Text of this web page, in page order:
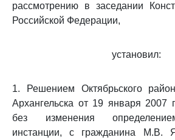
рассмотрению в заседании
Российской Федерации,
установил:
1. Решением Октябрьского
Архангельска от 19 января 2007
без изменения
инстанции, с гражданина М.В.